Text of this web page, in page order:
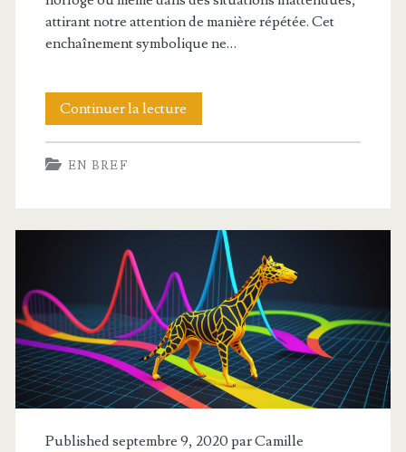
attirant notre attention de manière répétée. Cet
enchaînement symbolique ne…
Continuer la lecture
signification
comment
nombre
symbolique
influence
votre
relation
EN BREF
Published septembre 9, 2020 parCamille